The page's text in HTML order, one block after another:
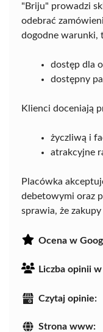
"Briju" prowadzi
odebrać
dogodne warunki,
dostęp dla
dostępny
Klienci doceniają
życzliwą i
atrakcyjne
Placówka
debetowymi oraz
sprawia, że
Ocena w
Liczba opinii
Czytaj opinie:
Strona www: